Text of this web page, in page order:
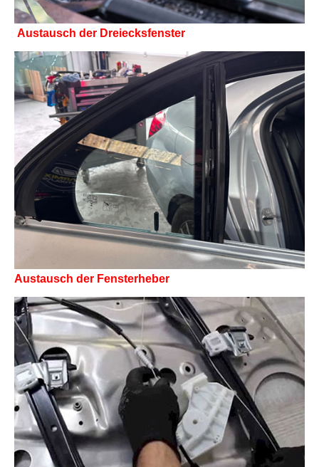
Austausch der Dreiecksfenster
Austausch der Fensterheber